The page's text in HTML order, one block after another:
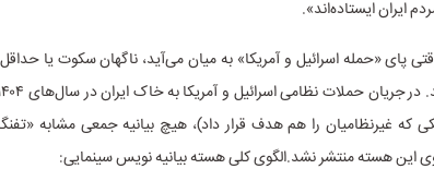
ایران ایستاده‌اند».
پای «حمله اسرائیل و آمریکا» به میان می‌آید، ناگهان سکوت یا
غیرنظامیان را هم هدف قرار داد)، هیچ بیانیه جمعی مشابه
این هسته منتشر نشد.الگوی کلی هسته بیانیه نویس سینمایی: